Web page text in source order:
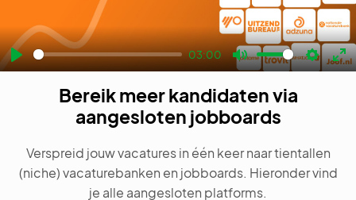
Play
03:00
Mute
Bereik meer kandidaten via
aangesloten jobboards
Verspreid jouw vacatures in één keer naar tientallen
(niche) vacaturebanken en jobboards. Hieronder vind
je alle aangesloten platforms.